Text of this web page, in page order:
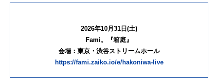
2026年10月31日(土)
Fami。『箱庭』
会場：東京・渋谷ストリームホール
https://fami.zaiko.io/e/hakoniwa-live